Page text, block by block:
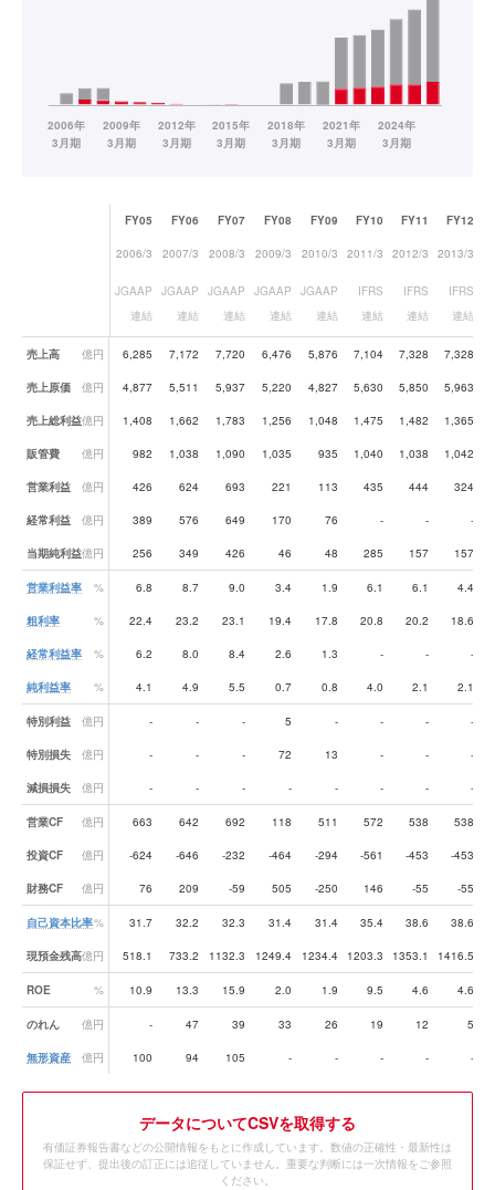
業績データ一覧
FY05 FY06 FY07 FY08 FY09 FY10 FY11 FY12
2006/3 2007/3 2008/3 2009/3 2010/3 2011/3 2012/3 2013/3
JGAAP
連結
JGAAP
連結
JGAAP
連結
JGAAP
連結
JGAAP
連結
IFRS
連結
IFRS
連結
IFRS
連結
売上高 億円 6,285 7,172 7,720 6,476 5,876 7,104 7,328 7,328
売上原価 億円 4,877 5,511 5,937 5,220 4,827 5,630 5,850 5,963
売上総利益億円 1,408 1,662 1,783 1,256 1,048 1,475 1,482 1,365
販管費 億円 982 1,038 1,090 1,035 935 1,040 1,038 1,042
営業利益 億円 426 624 693 221 113 435 444 324
経常利益 億円 389 576 649 170 76 - - -
当期純利益億円 256 349 426 46 48 285 157 157
営業利益率 % 6.8 8.7 9.0 3.4 1.9 6.1 6.1 4.4
粗利率 % 22.4 23.2 23.1 19.4 17.8 20.8 20.2 18.6
経常利益率 % 6.2 8.0 8.4 2.6 1.3 - - -
純利益率 % 4.1 4.9 5.5 0.7 0.8 4.0 2.1 2.1
特別利益 億円 - - - 5 - - - -
特別損失 億円 - - - 72 13 - - -
減損損失 億円 - - - - - - - -
営業CF 億円 663 642 692 118 511 572 538 538
投資CF 億円 -624 -646 -232 -464 -294 -561 -453 -453
財務CF 億円 76 209 -59 505 -250 146 -55 -55
自己資本比率% 31.7 32.2 32.3 31.4 31.4 35.4 38.6 38.6
現預金残高億円 518.1 733.2 1132.3 1249.4 1234.4 1203.3 1353.1 1416.5
ROE % 10.9 13.3 15.9 2.0 1.9 9.5 4.6 4.6
のれん 億円 - 47 39 33 26 19 12 5
無形資産 億円 100 94 105 - - - - -
データについてCSVを取得する
有価証券報告書などの公開情報をもとに作成しています。数値の正確性・最新性は
保証せず、提出後の訂正には追従していません。重要な判断には一次情報をご参照
ください。